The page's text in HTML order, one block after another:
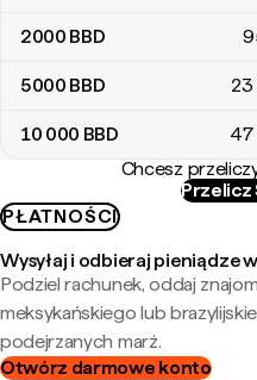
2000 BBD
5000 BBD 23
10 000 BBD
Chcesz
Przelicz
PŁATNOŚCI
Wysyłaj i odbieraj pieniądze
Podziel rachunek, oddaj
meksykańskiego lub
podejrzanych marż.
Otwórz darmowe konto